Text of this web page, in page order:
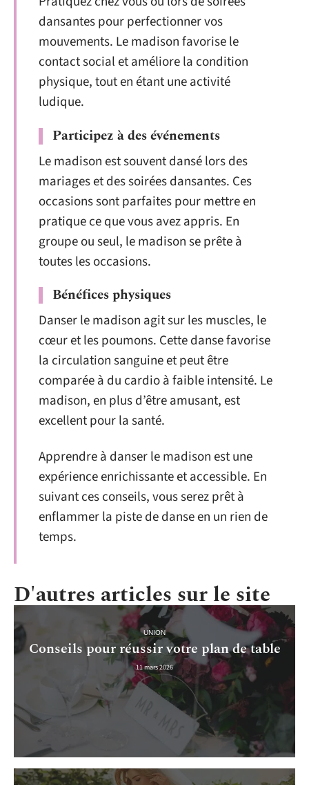
dansantes pour perfectionner vos
mouvements. Le madison favorise le
contact social et améliore la condition
physique, tout en étant une activité
ludique.
Participez à des événements
Le madison est souvent dansé lors des
mariages et des soirées dansantes. Ces
occasions sont parfaites pour mettre en
pratique ce que vous avez appris. En
groupe ou seul, le madison se prête à
toutes les occasions.
Bénéfices physiques
Danser le madison agit sur les muscles, le
cœur et les poumons. Cette danse favorise
la circulation sanguine et peut être
comparée à du cardio à faible intensité. Le
madison, en plus d’être amusant, est
excellent pour la santé.
Apprendre à danser le madison est une
expérience enrichissante et accessible. En
suivant ces conseils, vous serez prêt à
enflammer la piste de danse en un rien de
temps.
D'autres articles sur le site
UNION
Conseils pour réussir votre plan de table
11 mars 2026